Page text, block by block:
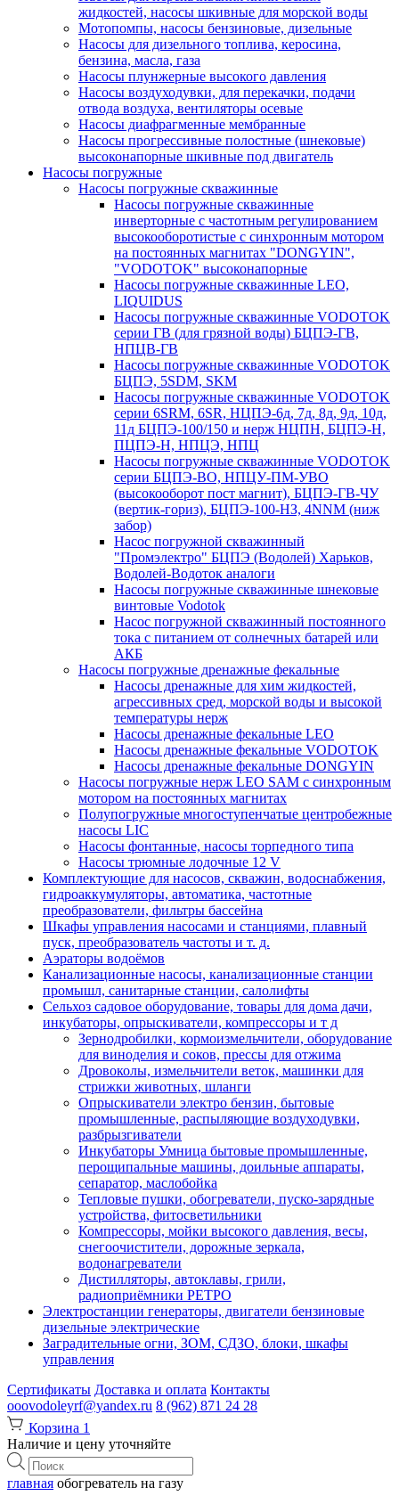
жидкостей, насосы шкивные для морской воды
Мотопомпы, насосы бензиновые, дизельные
Насосы для дизельного топлива, керосина,
бензина, масла, газа
Насосы плунжерные высокого давления
Насосы воздуходувки, для перекачки, подачи
отвода воздуха, вентиляторы осевые
Насосы диафрагменные мембранные
Насосы прогрессивные полостные (шнековые)
высоконапорные шкивные под двигатель
Насосы погружные
Насосы погружные скважинные
Насосы погружные скважинные
инверторные с частотным регулированием
высокооборотистые с синхронным мотором
на постоянных магнитах "DONGYIN",
"VODOTOK" высоконапорные
Насосы погружные скважинные LEO,
LIQUIDUS
Насосы погружные скважинные VODOTOK
серии ГВ (для грязной воды) БЦПЭ-ГВ,
НПЦВ-ГВ
Насосы погружные скважинные VODOTOK
БЦПЭ, 5SDM, SKM
Насосы погружные скважинные VODOTOK
серии 6SRM, 6SR, НЦПЭ-6д, 7д, 8д, 9д, 10д,
11д БЦПЭ-100/150 и нерж НЦПН, БЦПЭ-Н,
ПЦПЭ-Н, НПЦЭ, НПЦ
Насосы погружные скважинные VODOTOK
серии БЦПЭ-ВО, НПЦУ-ПМ-УВО
(высокооборот пост магнит), БЦПЭ-ГВ-ЧУ
(вертик-гориз), БЦПЭ-100-НЗ, 4NNM (ниж
забор)
Насос погружной скважинный
"Промэлектро" БЦПЭ (Водолей) Харьков,
Водолей-Водоток аналоги
Насосы погружные скважинные шнековые
винтовые Vodotok
Насос погружной скважинный постоянного
тока с питанием от солнечных батарей или
АКБ
Насосы погружные дренажные фекальные
Насосы дренажные для хим жидкостей,
агрессивных сред, морской воды и высокой
температуры нерж
Насосы дренажные фекальные LEO
Насосы дренажные фекальные VODOTOK
Насосы дренажные фекальные DONGYIN
Насосы погружные нерж LEO SAM с синхронным
мотором на постоянных магнитах
Полупогружные многоступенчатые центробежные
насосы LIC
Насосы фонтанные, насосы торпедного типа
Насосы трюмные лодочные 12 V
Комплектующие для насосов, скважин, водоснабжения,
гидроаккумуляторы, автоматика, частотные
преобразователи, фильтры бассейна
Шкафы управления насосами и станциями, плавный
пуск, преобразователь частоты и т. д.
Аэраторы водоёмов
Канализационные насосы, канализационные станции
промышл, санитарные станции, салолифты
Сельхоз садовое оборудование, товары для дома дачи,
инкубаторы, опрыскиватели, компрессоры и т д
Зернодробилки, кормоизмельчители, оборудование
для виноделия и соков, прессы для отжима
Дровоколы, измельчители веток, машинки для
стрижки животных, шланги
Опрыскиватели электро бензин, бытовые
промышленные, распыляющие воздуходувки,
разбрызгиватели
Инкубаторы Умница бытовые промышленные,
перощипальные машины, доильные аппараты,
сепаратор, маслобойка
Тепловые пушки, обогреватели, пуско-зарядные
устройства, фитосветильники
Компрессоры, мойки высокого давления, весы,
снегоочистители, дорожные зеркала,
водонагреватели
Дистилляторы, автоклавы, грили,
радиоприёмники РЕТРО
Электростанции генераторы, двигатели бензиновые
дизельные электрические
Заградительные огни, ЗОМ, СДЗО, блоки, шкафы
управления
Сертификаты Доставка и оплата Контакты
ooovodoleyrf@yandex.ru 8 (962) 871 24 28
Корзина 1
Наличие и цену уточняйте
Поиск
товаров
главная обогреватель на газу